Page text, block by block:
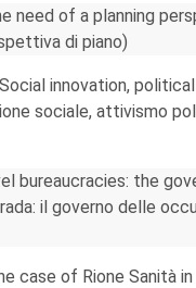
need of a planning
di piano)
innovation,
sociale, attivismo
bureaucracies: the
il governo delle
case of Rione Sanità